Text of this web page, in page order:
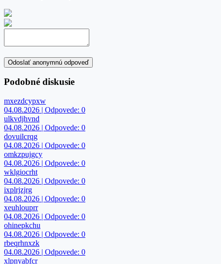
Odoslať anonymnú odpoveď
Podobné diskusie
mxezdcypxw
04.08.2026 | Odpovede: 0
ulkvdjhvnd
04.08.2026 | Odpovede: 0
dovuilcrqg
04.08.2026 | Odpovede: 0
omkzpujgcy
04.08.2026 | Odpovede: 0
wklgiocrht
04.08.2026 | Odpovede: 0
ixplrjzjrg
04.08.2026 | Odpovede: 0
xeuhlouprr
04.08.2026 | Odpovede: 0
ohinepkchu
04.08.2026 | Odpovede: 0
rbeqrhnxzk
04.08.2026 | Odpovede: 0
xlpnyabfcr